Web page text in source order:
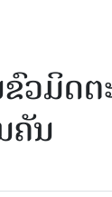
ວມິດ
ຄັນ